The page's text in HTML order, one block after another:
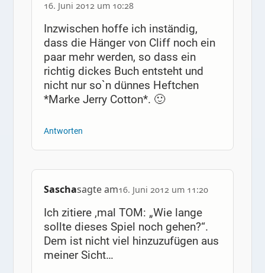
16. Juni 2012 um 10:28
Inzwischen hoffe ich inständig,
dass die Hänger von Cliff noch ein
paar mehr werden, so dass ein
richtig dickes Buch entsteht und
nicht nur so`n dünnes Heftchen
*Marke Jerry Cotton*. 🙂
Antworten
Saschasagte am16. Juni 2012 um 11:20
Ich zitiere ‚mal TOM: „Wie lange
sollte dieses Spiel noch gehen?“.
Dem ist nicht viel hinzuzufügen aus
meiner Sicht…